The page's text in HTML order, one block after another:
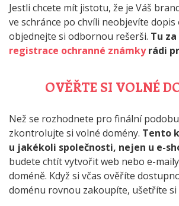
Jestli chcete mít jistotu, že je Váš
ve schránce po chvíli neobjevíte
objednejte si odbornou rešerši. Tu
registrace ochranné známkyrádi
OVĚŘTE SI VOLNÉ
Než se rozhodnete pro finální
zkontrolujte si volné domény. Tento
u jakékoli společnosti, nejen u e-
budete chtít vytvořit web nebo e-
doméně. Když si včas ověříte
doménu rovnou zakoupíte, ušetříte